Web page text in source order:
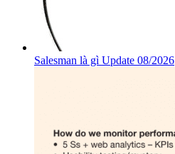
Salesman là gì Update 08/2026